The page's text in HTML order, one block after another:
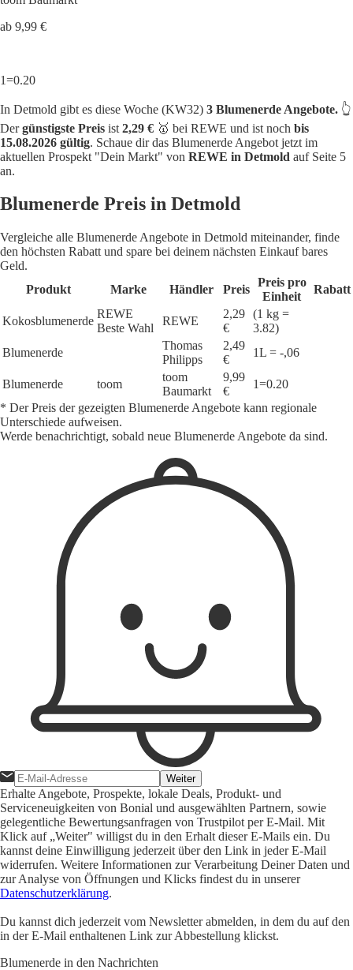
ab 9,99 €
1=0.20
In Detmold gibt es diese Woche (KW32) 3 Blumenerde Angebote. 👆
Dergünstigste Preis ist 2,29 € 🥇 bei REWE und ist noch bis
15.08.2026 gültig. Schaue dir das Blumenerde Angebot jetzt im
aktuellen Prospekt "Dein Markt" von REWE in Detmold auf Seite 5
an.
Blumenerde Preis in Detmold
Vergleiche alle Blumenerde Angebote in Detmold miteinander, finde
den höchsten Rabatt und spare bei deinem nächsten Einkauf bares
Geld.
Produkt
Marke Händler Preis
Preis pro
Einheit
Rabatt
Kokosblumenerde
REWE
Beste Wahl
REWE
2,29
€
(1 kg =
3.82)
Blumenerde
Thomas
Philipps
2,49
€
1L = -,06
Blumenerde toom
toom
Baumarkt
9,99
€
1=0.20
* Der Preis der gezeigten Blumenerde Angebote kann regionale
Unterschiede aufweisen.
Werde benachrichtigt, sobald neue Blumenerde Angebote da sind.
Weiter
Erhalte Angebote, Prospekte, lokale Deals, Produkt- und
Serviceneuigkeiten von Bonial und ausgewählten Partnern, sowie
gelegentliche Bewertungsanfragen von Trustpilot per E-Mail. Mit
Klick auf „Weiter" willigst du in den Erhalt dieser E-Mails ein. Du
kannst deine Einwilligung jederzeit über den Link in jeder E-Mail
widerrufen. Weitere Informationen zur Verarbeitung Deiner Daten und
zur Analyse von Öffnungen und Klicks findest du in unserer
Datenschutzerklärung.
Du kannst dich jederzeit vom Newsletter abmelden, in dem du auf den
in der E-Mail enthaltenen Link zur Abbestellung klickst.
Blumenerde in den Nachrichten